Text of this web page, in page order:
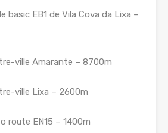
basic EB1 de Vila Cova da Lixa –
ville Amarante – 8700m
ville Lixa – 2600m
route EN15 – 1400m